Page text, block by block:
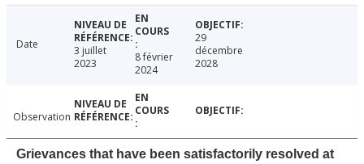
Date
3 juillet
2023
8 février
2024
29
décembre
2028
Observation
Grievances that have been satisfactorily resolved at